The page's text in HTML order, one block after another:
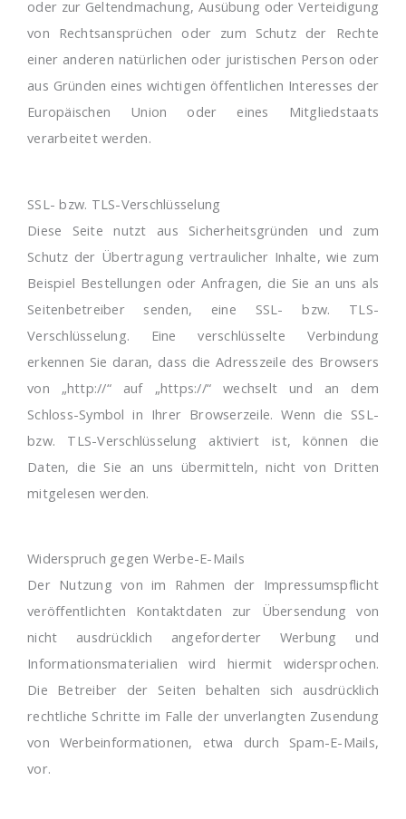
oder zur Geltendmachung, Ausübung oder Verteidigung
von Rechtsansprüchen oder zum Schutz der Rechte
einer anderen natürlichen oder juristischen Person oder
aus Gründen eines wichtigen öffentlichen Interesses der
Europäischen Union oder eines Mitgliedstaats
verarbeitet werden.
SSL- bzw. TLS-Verschlüsselung
Diese Seite nutzt aus Sicherheitsgründen und zum
Schutz der Übertragung vertraulicher Inhalte, wie zum
Beispiel Bestellungen oder Anfragen, die Sie an uns als
Seitenbetreiber senden, eine SSL- bzw. TLS-
Verschlüsselung. Eine verschlüsselte Verbindung
erkennen Sie daran, dass die Adresszeile des Browsers
von „http://“ auf „https://“ wechselt und an dem
Schloss-Symbol in Ihrer Browserzeile. Wenn die SSL-
bzw. TLS-Verschlüsselung aktiviert ist, können die
Daten, die Sie an uns übermitteln, nicht von Dritten
mitgelesen werden.
Widerspruch gegen Werbe-E-Mails
Der Nutzung von im Rahmen der Impressumspflicht
veröffentlichten Kontaktdaten zur Übersendung von
nicht ausdrücklich angeforderter Werbung und
Informationsmaterialien wird hiermit widersprochen.
Die Betreiber der Seiten behalten sich ausdrücklich
rechtliche Schritte im Falle der unverlangten Zusendung
von Werbeinformationen, etwa durch Spam-E-Mails,
vor.